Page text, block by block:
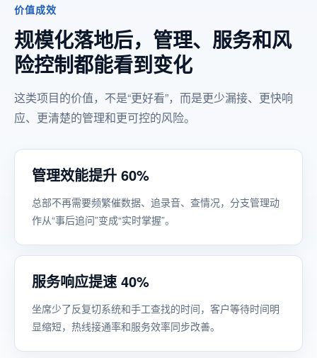
价值成效
规模化落地后，管理、服务和风
险控制都能看到变化
这类项目的价值，不是“更好看”，而是更少漏接、更快响
应、更清楚的管理和更可控的风险。
管理效能提升 60%
总部不再需要频繁催数据、追录音、查情况，分支管理动
作从“事后追问”变成“实时掌握”。
服务响应提速 40%
坐席少了反复切系统和手工查找的时间，客户等待时间明
显缩短，热线接通率和服务效率同步改善。